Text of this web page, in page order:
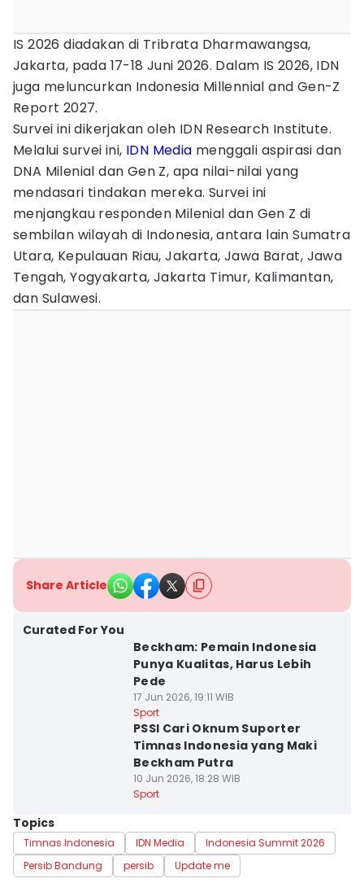
IS 2026 diadakan di Tribrata Dharmawangsa,
Jakarta, pada 17-18 Juni 2026. Dalam IS 2026, IDN
juga meluncurkan Indonesia Millennial and Gen-Z
Report 2027.
Survei ini dikerjakan oleh IDN Research Institute.
Melalui survei ini, IDN Media menggali aspirasi dan
DNA Milenial dan Gen Z, apa nilai-nilai yang
mendasari tindakan mereka. Survei ini
menjangkau responden Milenial dan Gen Z di
sembilan wilayah di Indonesia, antara lain Sumatra
Utara, Kepulauan Riau, Jakarta, Jawa Barat, Jawa
Tengah, Yogyakarta, Jakarta Timur, Kalimantan,
dan Sulawesi.
Share Article
Curated For You
Beckham: Pemain Indonesia
Punya Kualitas, Harus Lebih
Pede
17 Jun 2026, 19:11 WIB
Sport
PSSI Cari Oknum Suporter
Timnas Indonesia yang Maki
Beckham Putra
10 Jun 2026, 18:28 WIB
Sport
Topics
Timnas Indonesia IDN Media
Indonesia Summit 2026
Persib Bandung
persib Update me